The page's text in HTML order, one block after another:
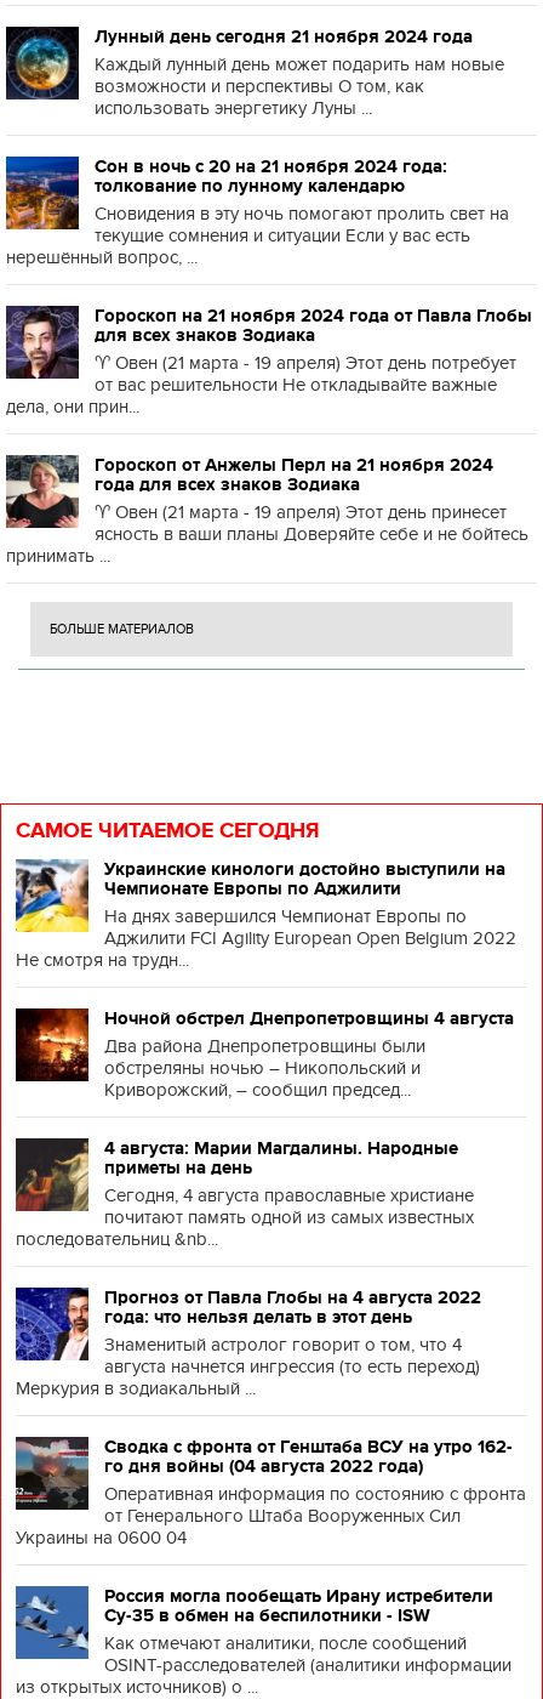
Лунный день сегодня 21 ноября 2024 года
Каждый лунный день может подарить нам новые
возможности и перспективы О том, как
использовать энергетику Луны ...
Сон в ночь с 20 на 21 ноября 2024 года:
толкование по лунному календарю
Сновидения в эту ночь помогают пролить свет на
текущие сомнения и ситуации Если у вас есть
нерешённый вопрос, ...
Гороскоп на 21 ноября 2024 года от Павла Глобы
для всех знаков Зодиака
♈️ Овен (21 марта - 19 апреля) Этот день потребует
от вас решительности Не откладывайте важные
дела, они прин...
Гороскоп от Анжелы Перл на 21 ноября 2024
года для всех знаков Зодиака
♈️ Овен (21 марта - 19 апреля) Этот день принесет
ясность в ваши планы Доверяйте себе и не бойтесь
принимать ...
БОЛЬШЕ МАТЕРИАЛОВ
САМОЕ ЧИТАЕМОЕ СЕГОДНЯ
Украинские кинологи достойно выступили на
Чемпионате Европы по Аджилити
На днях завершился Чемпионат Европы по
Аджилити FCI Agility European Open Belgium 2022
Не смотря на трудн...
Ночной обстрел Днепропетровщины 4 августа
Два района Днепропетровщины были
обстреляны ночью – Никопольский и
Криворожский, – сообщил председ...
4 августа: Марии Магдалины. Народные
приметы на день
Сегодня, 4 августа православные христиане
почитают память одной из самых известных
последовательниц &nb...
Прогноз от Павла Глобы на 4 августа 2022
года: что нельзя делать в этот день
Знаменитый астролог говорит о том, что 4
августа начнется ингрессия (то есть переход)
Меркурия в зодиакальный ...
Сводка с фронта от Генштаба ВСУ на утро 162-
го дня войны (04 августа 2022 года)
Оперативная информация по состоянию с фронта
от Генерального Штаба Вооруженных Сил
Украины на 0600 04
Россия могла пообещать Ирану истребители
Су-35 в обмен на беспилотники - ISW
Как отмечают аналитики, после сообщений
OSINT-расследователей (аналитики информации
из открытых источников) о ...